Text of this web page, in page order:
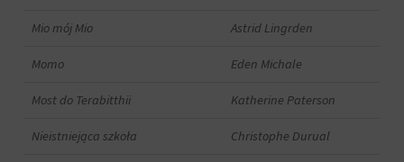
Mio mój Mio Astrid Lingrden
Momo Eden Michale
Most do Terabitthii Katherine Paterson
Nieistniejąca szkoła Christophe Durual